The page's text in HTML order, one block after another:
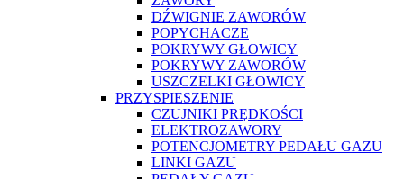
DŹWIGNIE ZAWORÓW
POPYCHACZE
POKRYWY GŁOWICY
POKRYWY ZAWORÓW
USZCZELKI GŁOWICY
PRZYSPIESZENIE
CZUJNIKI PRĘDKOŚCI
ELEKTROZAWORY
POTENCJOMETRY PEDAŁU GAZU
LINKI GAZU